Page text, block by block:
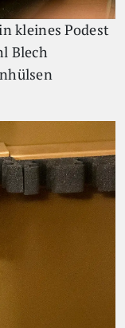
kleines Podest
Blech